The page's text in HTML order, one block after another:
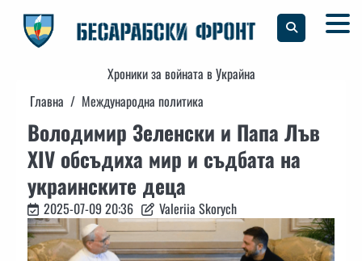
content
Хроники за войната в Украйна
Главна
Международна политика
Володимир Зеленски и Папа Лъв
XIV обсъдиха мир и съдбата на
украинските деца
2025-07-09 20:36 Valeriia Skorych